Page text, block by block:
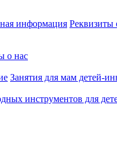
информация Реквизиты
о нас
Занятия для мам детей-
инструментов для